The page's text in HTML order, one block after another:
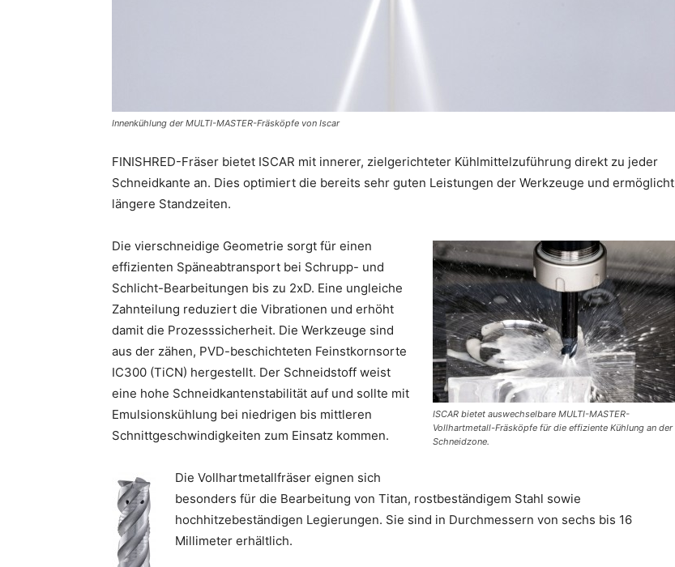
Innenkühlung der MULTI-MASTER-Fräsköpfe von Iscar
FINISHRED-Fräser bietet ISCAR mit innerer, zielgerichteter Kühlmittelzuführung direkt zu jeder
Schneidkante an. Dies optimiert die bereits sehr guten Leistungen der Werkzeuge und ermöglicht
längere Standzeiten.
ISCAR bietet auswechselbare MULTI-MASTER-
Vollhartmetall-Fräsköpfe für die effiziente Kühlung an der
Schneidzone.
Die vierschneidige Geometrie sorgt für einen
effizienten Späneabtransport bei Schrupp- und
Schlicht-Bearbeitungen bis zu 2xD. Eine ungleiche
Zahnteilung reduziert die Vibrationen und erhöht
damit die Prozesssicherheit. Die Werkzeuge sind
aus der zähen, PVD-beschichteten Feinstkornsorte
IC300 (TiCN) hergestellt. Der Schneidstoff weist
eine hohe Schneidkantenstabilität auf und sollte mit
Emulsionskühlung bei niedrigen bis mittleren
Schnittgeschwindigkeiten zum Einsatz kommen.
Die Vollhartmetallfräser eignen sich
besonders für die Bearbeitung von Titan, rostbeständigem Stahl sowie
hochhitzebeständigen Legierungen. Sie sind in Durchmessern von sechs bis 16
Millimeter erhältlich.